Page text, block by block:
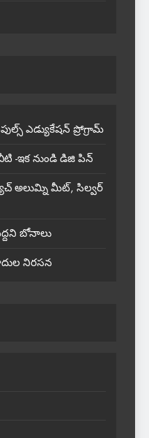
ఎడ్యుకేషన్ ప్రోగ్రామ్
-ఇక నుండి డిజి పిన్
అలుమ్ని మీట్, సిల్వర్
బోనాలు
నిరసన